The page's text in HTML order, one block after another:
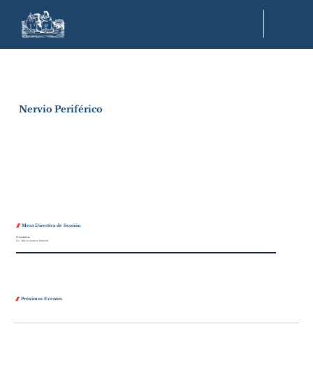
Mesa Directiva de Sección
Presidente:
Dr. Marco Asencio Montiel
Nervio Periférico
 Próximos Eventos